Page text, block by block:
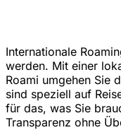
Internationale
werden. Mit einer
Roami umgehen Sie
sind speziell auf
für das, was Sie
Transparenz ohne